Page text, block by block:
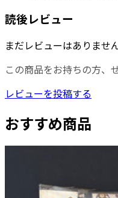
読後レビュー
まだレビューはありません
この商品をお持ちの方、
レビューを投稿する
おすすめ商品